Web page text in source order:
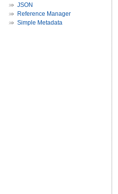
JSON
Reference Manager
Simple Metadata